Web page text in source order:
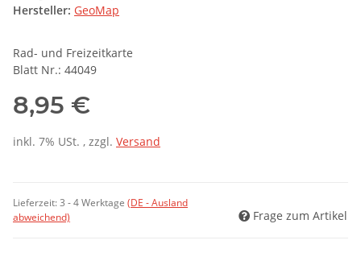
Hersteller: GeoMap
Rad- und Freizeitkarte
Blatt Nr.: 44049
8,95 €
inkl. 7% USt. , zzgl. Versand
Lieferzeit:3 - 4 Werktage (DE - Ausland
abweichend)
Frage zum Artikel